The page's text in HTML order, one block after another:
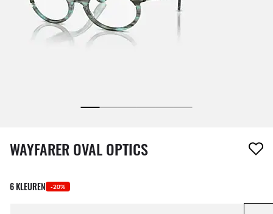
1 item is uit je verlanglijst verwijderd
WAYFARER OVAL OPTICS
6 KLEUREN -20%